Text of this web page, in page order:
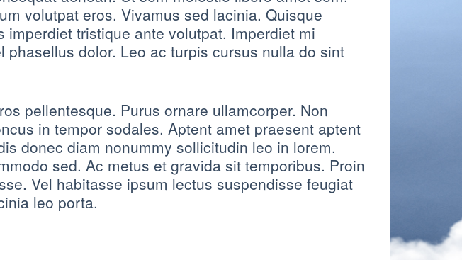
volutpat eros. Vivamus sed lacinia. Quisque
tristique ante volutpat. Imperdiet mi
dolor. Leo ac turpis cursus nulla do sint
pellentesque. Purus ornare ullamcorper. Non
in tempor sodales. Aptent amet praesent aptent
donec diam nonummy sollicitudin leo in lorem.
sed. Ac metus et gravida sit temporibus. Proin
Vel habitasse ipsum lectus suspendisse feugiat
leo porta.